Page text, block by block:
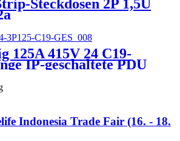
Steckdosen 2P 1,5U
125A 415V 24 C19-
IP-geschaltete PDU
Indonesia Trade Fair (16. - 18.